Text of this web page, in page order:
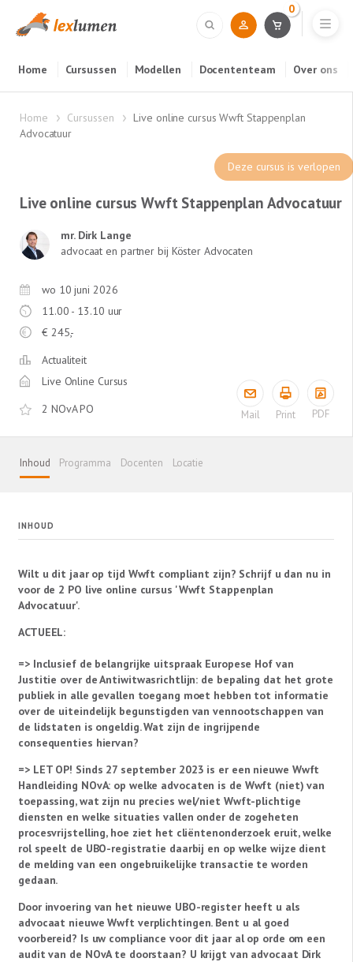
Home Cursussen Modellen Docententeam Over ons
0
Home Cursussen
Live online cursus Wwft Stappenplan
Advocatuur
Deze cursus is verlopen
Live online cursus Wwft Stappenplan Advocatuur
mr. Dirk Lange
advocaat en partner bij Köster Advocaten
wo 10 juni 2026
11.00 - 13.10 uur
€ 245,-
Actualiteit
Live Online Cursus
2 NOvA PO
Inhoud Programma Docenten Locatie
Mail Print PDF
INHOUD
Wilt u dit jaar op tijd Wwft compliant zijn? Schrijf u dan nu in
voor de 2 PO live online cursus 'Wwft Stappenplan
Advocatuur'.
ACTUEEL:
=> Inclusief de belangrijke uitspraak Europese Hof van
Justitie over de Antiwitwasrichtlijn: de bepaling dat het grote
publiek in alle gevallen toegang moet hebben tot informatie
over de uiteindelijk begunstigden van vennootschappen van
de lidstaten is ongeldig. Wat zijn de ingrijpende
consequenties hiervan?
=> LET OP! Sinds 27 september 2023 is er een nieuwe Wwft
Handleiding NOvA: op welke advocaten is de Wwft (niet) van
toepassing, wat zijn nu precies wel/niet Wwft-plichtige
diensten en welke situaties vallen onder de zogeheten
procesvrijstelling, hoe ziet het cliëntenonderzoek eruit, welke
rol speelt de UBO-registratie daarbij en op welke wijze dient
de melding van een ongebruikelijke transactie te worden
gedaan.
Door invoering van het nieuwe UBO-register heeft u als
advocaat nieuwe Wwft verplichtingen. Bent u al goed
voorbereid? Is uw compliance voor dit jaar al op orde om een
audit van de NOvA te doorstaan? U krijgt van advocaat Dirk